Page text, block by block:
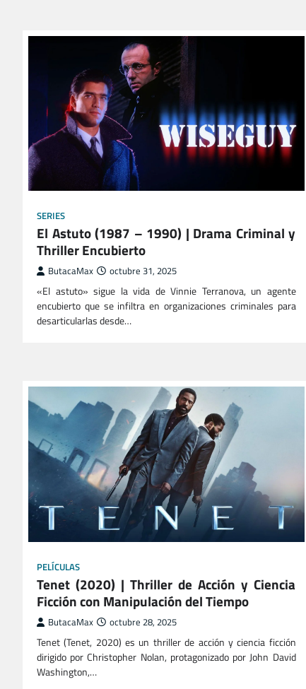
SERIES
El Astuto (1987 – 1990) | Drama Criminal y
Thriller Encubierto
ButacaMax octubre 31, 2025
«El astuto» sigue la vida de Vinnie Terranova, un agente
encubierto que se infiltra en organizaciones criminales para
desarticularlas desde…
PELÍCULAS
Tenet (2020) | Thriller de Acción y Ciencia
Ficción con Manipulación del Tiempo
ButacaMax octubre 28, 2025
Tenet (Tenet, 2020) es un thriller de acción y ciencia ficción
dirigido por Christopher Nolan, protagonizado por John David
Washington,…